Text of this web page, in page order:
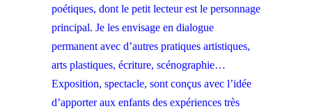
poétiques, dont le petit lecteur est le personnage
principal. Je les envisage en dialogue
permanent avec d’autres pratiques artistiques,
arts plastiques, écriture, scénographie…
Exposition, spectacle, sont conçus avec l’idée
d’apporter aux enfants des expériences très